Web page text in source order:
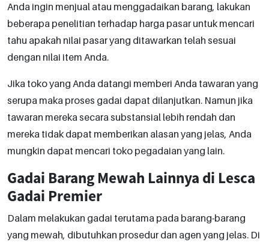
Anda ingin menjual atau menggadaikan barang, lakukan
beberapa penelitian terhadap harga pasar untuk mencari
tahu apakah nilai pasar yang ditawarkan telah sesuai
dengan nilai item Anda.
Jika toko yang Anda datangi memberi Anda tawaran yang
serupa maka proses gadai dapat dilanjutkan. Namun jika
tawaran mereka secara substansial lebih rendah dan
mereka tidak dapat memberikan alasan yang jelas, Anda
mungkin dapat mencari toko pegadaian yang lain.
Gadai Barang Mewah Lainnya di Lesca
Gadai Premier
Dalam melakukan gadai terutama pada barang-barang
yang mewah, dibutuhkan prosedur dan agen yang jelas. Di